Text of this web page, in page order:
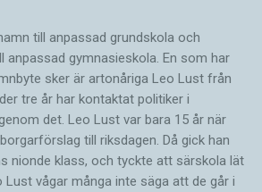
till anpassad grundskola och
anpassad gymnasieskola. En som har
sker är artonåriga Leo Lust från
tre år har kontaktat politiker i
det. Leo Lust var bara 15 år när
till riksdagen. Då gick han
nionde klass, och tyckte att särskola lät
Lust vågar många inte säga att de går i